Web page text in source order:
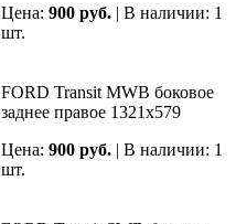
Цена: 900 руб. | В наличии: 1
шт.
FORD Transit MWB боковое
заднее правое 1321х579
Цена: 900 руб. | В наличии: 1
шт.